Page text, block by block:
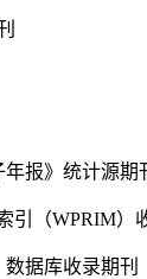
年报》统计源期
引（WPRIM）
据库收录期刊